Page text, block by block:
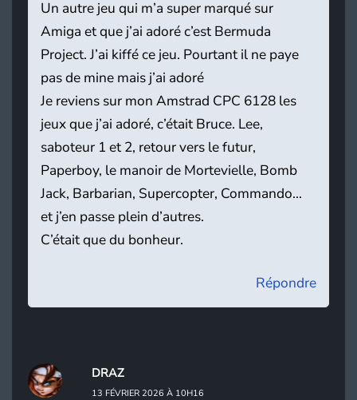
Un autre jeu qui m’a super marqué sur
Amiga et que j’ai adoré c’est Bermuda
Project. J’ai kiffé ce jeu. Pourtant il ne paye
pas de mine mais j’ai adoré
Je reviens sur mon Amstrad CPC 6128 les
jeux que j’ai adoré, c’était Bruce. Lee,
saboteur 1 et 2, retour vers le futur,
Paperboy, le manoir de Mortevielle, Bomb
Jack, Barbarian, Supercopter, Commando…
et j’en passe plein d’autres.
C’était que du bonheur.
Répondre
DRAZ
13 FÉVRIER 2026 À 10H16